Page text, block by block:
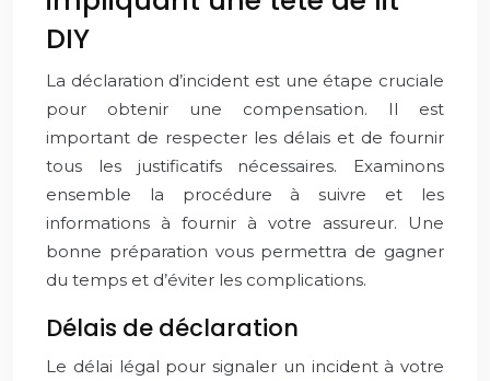
DIY
La déclaration d’incident est une étape cruciale
pour obtenir une compensation. Il est
important de respecter les délais et de fournir
tous les justificatifs nécessaires. Examinons
ensemble la procédure à suivre et les
informations à fournir à votre assureur. Une
bonne préparation vous permettra de gagner
du temps et d’éviter les complications.
Délais de déclaration
Le délai légal pour signaler un incident à votre